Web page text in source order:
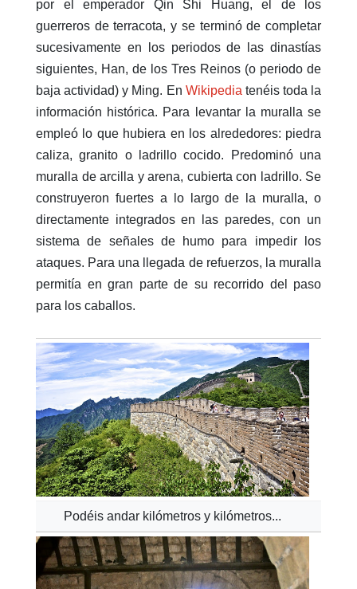
por el emperador Qin Shi Huang, el de los
guerreros de terracota, y se terminó de completar
sucesivamente en los periodos de las dinastías
siguientes, Han, de los Tres Reinos (o periodo de
baja actividad) y Ming. En Wikipediatenéis toda la
información histórica. Para levantar la muralla se
empleó lo que hubiera en los alrededores: piedra
caliza, granito o ladrillo cocido. Predominó una
muralla de arcilla y arena, cubierta con ladrillo. Se
construyeron fuertes a lo largo de la muralla, o
directamente integrados en las paredes, con un
sistema de señales de humo para impedir los
ataques. Para una llegada de refuerzos, la muralla
permitía en gran parte de su recorrido del paso
para los caballos.
Podéis andar kilómetros y kilómetros...